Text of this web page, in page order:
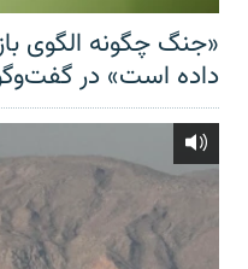
«جنگ چگونه الگوی
داده است» در گفت‌وگو